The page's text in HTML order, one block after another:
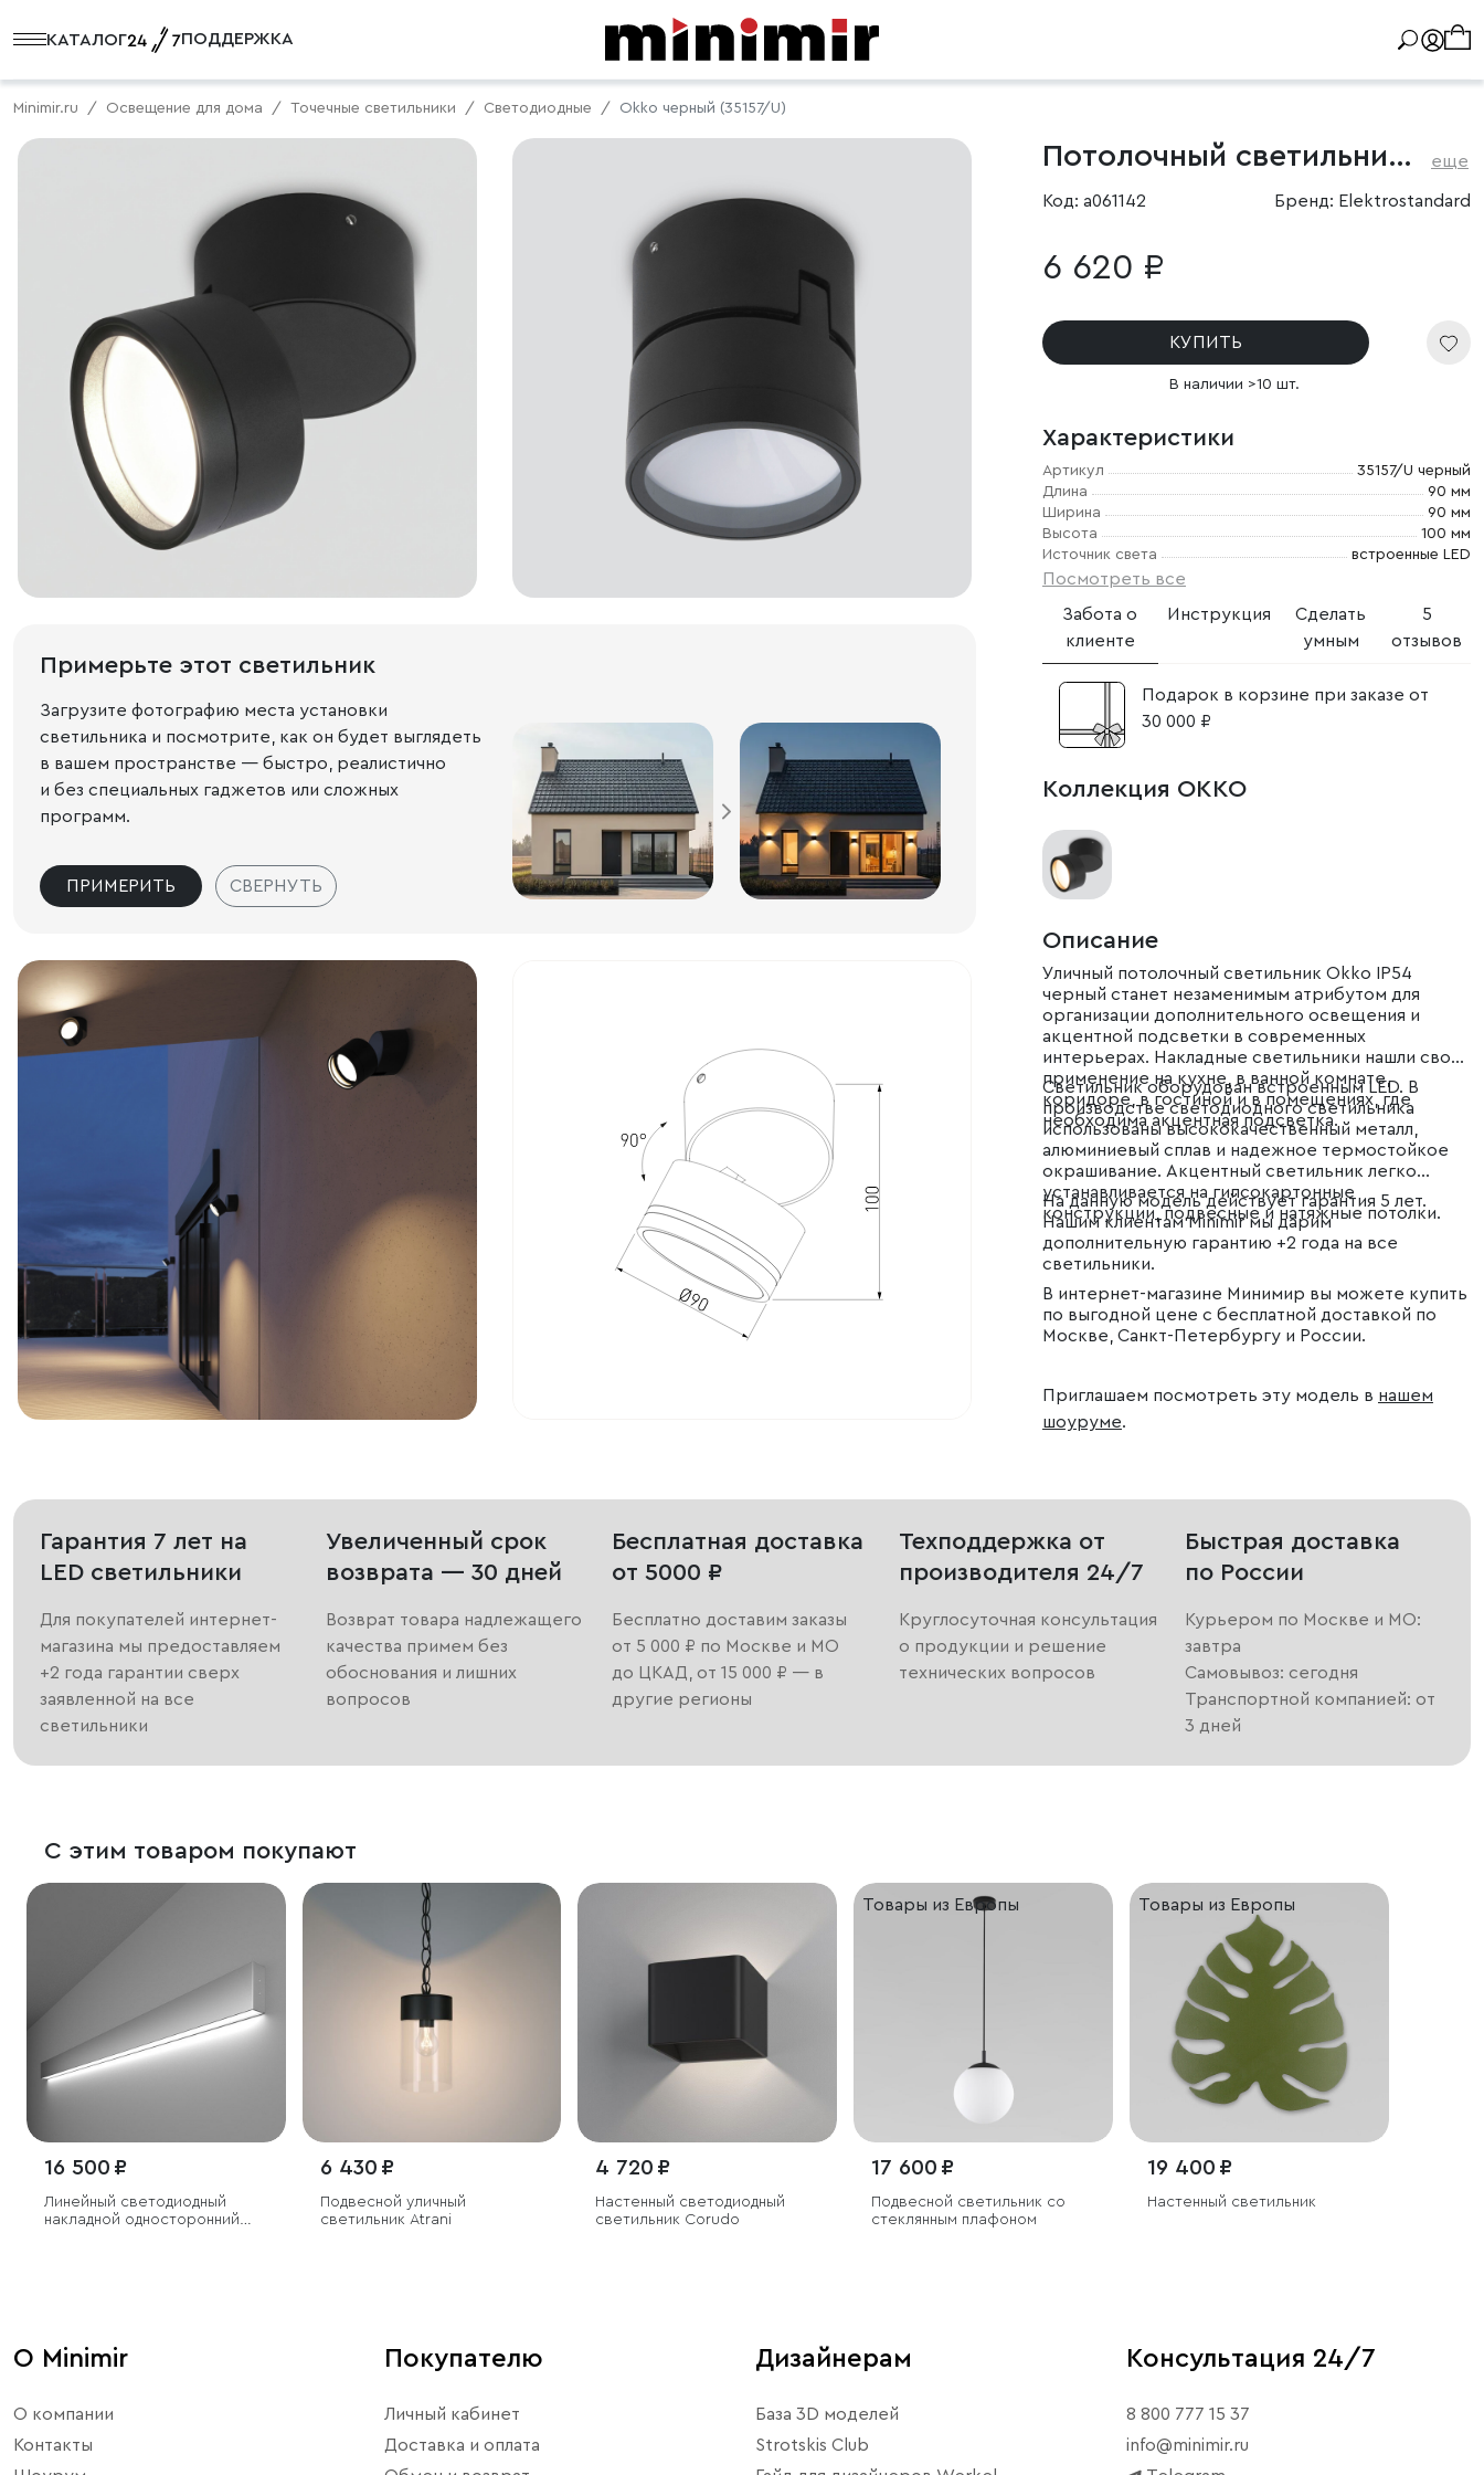
КАТАЛОГ ПОДДЕРЖКА
Minimir.ru Освещение для дома Точечные светильники Светодиодные Okko черный (35157/U)
Примерьте этот светильник
Загрузите фотографию места установки
светильника и посмотрите, как он будет выглядеть
в вашем пространстве — быстро, реалистично
и без специальных гаджетов или сложных
программ.
ПРИМЕРИТЬ СВЕРНУТЬ
Потолочный светильник Okko IP54 еще
Код: a061142 Бренд: Elektrostandard
6 620 ₽
КУПИТЬ
В наличии >10 шт.
Характеристики
Артикул
35157/U черный
Длина
90 мм
Ширина
90 мм
Высота
100 мм
Источник света
встроенные LED
Посмотреть все
Забота о
клиенте
Инструкция
Сделать
умным
5
отзывов
Подарок в корзине при заказе от
30 000 ₽
Коллекция OKKO
Описание
Уличный потолочный светильник Okko IP54
черный станет незаменимым атрибутом для
организации дополнительного освещения и
акцентной подсветки в современных
интерьерах. Накладные светильники нашли свое
применение на кухне, в ванной комнате,
коридоре, в гостиной и в помещениях, где
необходима акцентная подсветка.
Светильник оборудован встроенным LED. В
производстве светодиодного светильника
использованы высококачественный металл,
алюминиевый сплав и надежное термостойкое
окрашивание. Акцентный светильник легко
устанавливается на гипсокартонные
конструкции, подвесные и натяжные потолки.
На данную модель действует гарантия 5 лет.
Нашим клиентам Minimir мы дарим
дополнительную гарантию +2 года на все
светильники.
В интернет-магазине Минимир вы можете купить
по выгодной цене с бесплатной доставкой по
Москве, Санкт-Петербургу и России.
Приглашаем посмотреть эту модель в нашем
шоуруме.
Гарантия 7 лет на
LED светильники
Для покупателей интернет-
магазина мы предоставляем
+2 года гарантии сверх
заявленной на все
светильники
Увеличенный срок
возврата — 30 дней
Возврат товара надлежащего
качества примем без
обоснования и лишних
вопросов
Бесплатная доставка
от 5000 ₽
Бесплатно доставим заказы
от 5 000 ₽ по Москве и МО
до ЦКАД, от 15 000 ₽ — в
другие регионы
Техподдержка от
производителя 24/7
Круглосуточная консультация
о продукции и решение
технических вопросов
Быстрая доставка
по России
Курьером по Москве и МО:
завтра
Самовывоз: сегодня
Транспортной компанией: от
3 дней
С этим товаром покупают
16 500 ₽
Линейный светодиодный
накладной односторонний
6 430 ₽
Подвесной уличный
светильник Atrani
4 720 ₽
Настенный светодиодный
светильник Corudo
Товары из Европы
17 600 ₽
Подвесной светильник со
стеклянным плафоном
Товары из Европы
19 400 ₽
Настенный светильник
О Minimir
О компании
Контакты
Покупателю
Личный кабинет
Доставка и оплата
Дизайнерам
База 3D моделей
Strotskis Club
Консультация 24/7
8 800 777 15 37
info@minimir.ru